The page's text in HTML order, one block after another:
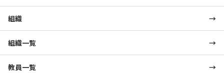
組織
組織一覧
教員一覧